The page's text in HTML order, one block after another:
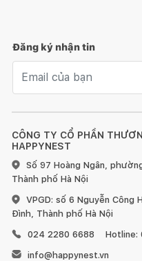
CÔNG TY CỔ PHẦN
HAPPYNEST
Số 97 Hoàng Ngân,
Thành phố Hà Nội
VPGD: số 6 Nguyễn Công
Đình, Thành phố Hà Nội
024 2280 6688
Hotline:
info@happynest.vn
Đăng ký nhận tin